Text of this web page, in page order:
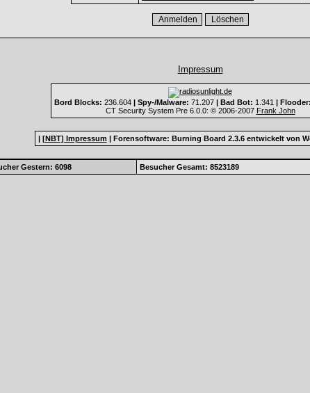
Impressum
Bord Blocks: 236.604 | Spy-/Malware: 71.207 | Bad Bot: 1.341 | Flooder:
CT Security System Pre 6.0.0: © 2006-2007 Frank John
| [NBT] Impressum | Forensoftware: Burning Board 2.3.6entwickelt von
Gestern: 6098 Besucher Gesamt: 8523189